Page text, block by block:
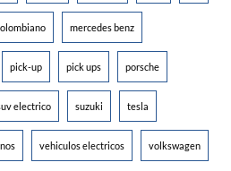
mercedes benz
pick-up pick ups porsche
electrico suzuki tesla
vehiculos electricos volkswagen